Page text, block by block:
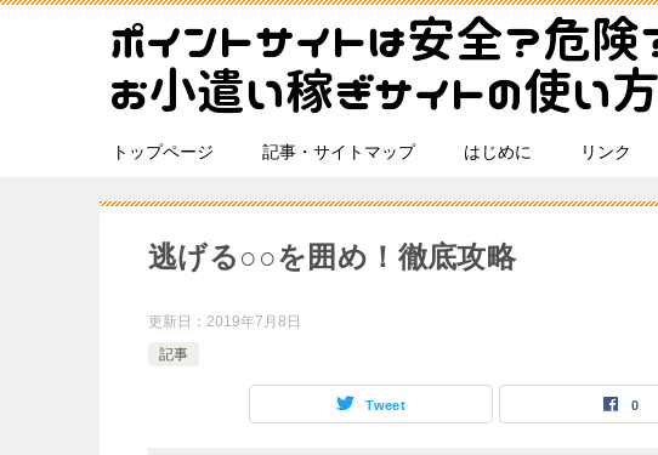
トップページ 記事・サイトマップ はじめに リンク
逃げる○○を囲め！徹底攻略
更新日： 2019年7月8日
記事
Tweet 0